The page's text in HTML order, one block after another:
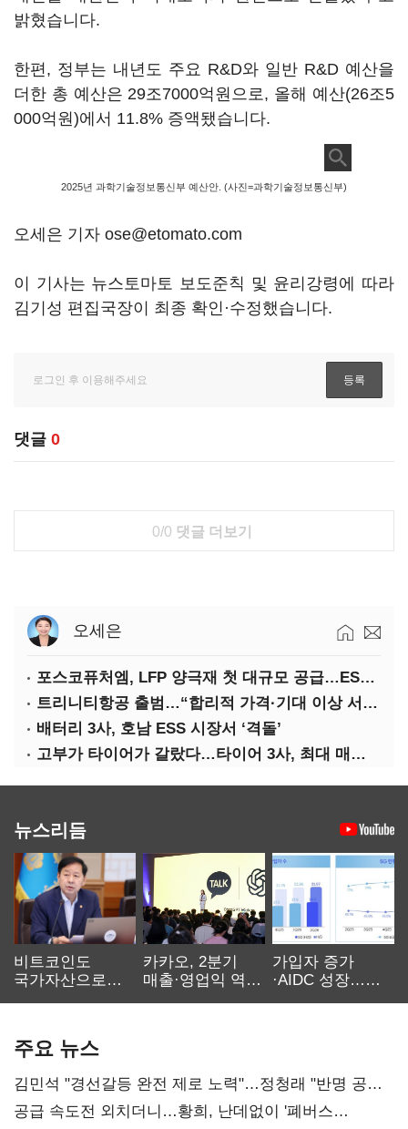
밝혔습니다.
한편, 정부는 내년도 주요 R&D와 일반 R&D 예산을
더한 총 예산은 29조7000억원으로, 올해 예산(26조5
000억원)에서 11.8% 증액됐습니다.
2025년 과학기술정보통신부 예산안. (사진=과학기술정보통신부)
오세은 기자 ose@etomato.com
이 기사는 뉴스토마토 보도준칙 및 윤리강령에 따라
김기성 편집국장이 최종 확인·수정했습니다.
댓글 0
0/0 댓글 더보기
오세은
포스코퓨처엠, LFP 양극재 첫 대규모 공급…ESS 시장 공략
트리니티항공 출범…“합리적 가격·기대 이상 서비스로 승부”
배터리 3사, 호남 ESS 시장서 ‘격돌’
고부가 타이어가 갈랐다…타이어 3사, 최대 매출에도 영업익 희비
뉴스리듬
비트코인도
국가자산으로…'
카카오, 2분기
매출·영업익 역대
가입자 증가
·AIDC 성장…
주요 뉴스
김민석 "경선갈등 완전 제로 노력"…정청래 "반명 공세
사과부터"
공급 속도전 외치더니…황희, 난데없이 '폐버스